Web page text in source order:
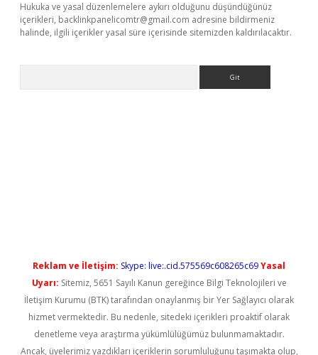
Hukuka ve yasal düzenlemelere aykırı olduğunu düşündüğünüz
içerikleri, backlinkpanelicomtr@gmail.com adresine bildirmeniz
halinde, ilgili içerikler yasal süre içerisinde sitemizden kaldırılacaktır.
Reklam ve İletişim: Skype: live:.cid.575569c608265c69Yasal
Uyarı: Sitemiz, 5651 Sayılı Kanun gereğince Bilgi Teknolojileri ve
İletişim Kurumu (BTK) tarafından onaylanmış bir Yer Sağlayıcı olarak
hizmet vermektedir. Bu nedenle, sitedeki içerikleri proaktif olarak
denetleme veya araştırma yükümlülüğümüz bulunmamaktadır.
Ancak, üyelerimiz yazdıkları içeriklerin sorumluluğunu taşımakta olup,